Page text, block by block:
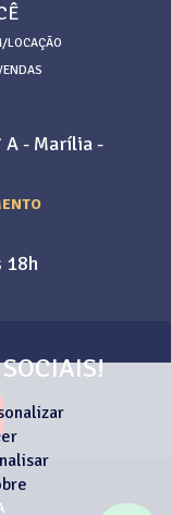
LOCAÇÃO
A - Marília -
18h